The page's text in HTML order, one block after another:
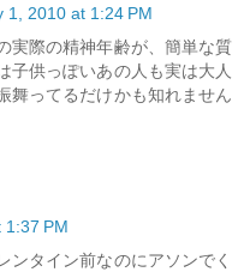
1, 2010 at 1:24 PM
実際の精神年齢が、簡単な質
子供っぽいあの人も実は大人
舞ってるだけかも知れません
PM
タイン前なのにアソンでく